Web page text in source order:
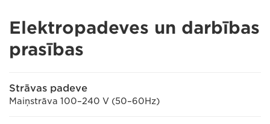
Elektropadeves un darbības
prasības
Strāvas padeve
Maiņstrāva 100–240 V (50–60Hz)